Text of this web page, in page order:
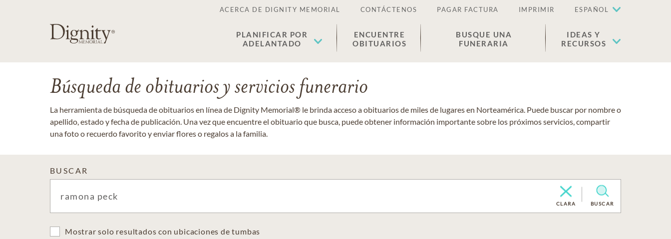
ACERCA DE DIGNITY MEMORIAL CONTÁCTENOS PAGAR FACTURA IMPRIMIR ESPAÑOL
PLANIFICAR POR
ADELANTADO
ENCUENTRE
OBITUARIOS
BUSQUE UNA
FUNERARIA
IDEAS Y
RECURSOS
Búsqueda de obituarios y servicios funerario
La herramienta de búsqueda de obituarios en línea de Dignity Memorial® le brinda acceso a obituarios de miles de lugares en Norteamérica. Puede buscar por nombre o
apellido, estado y fecha de publicación. Una vez que encuentre el obituario que busca, puede obtener información importante sobre los próximos servicios, compartir
una foto o recuerdo favorito y enviar flores o regalos a la familia.
BUSCAR
CLARA BUSCAR
Mostrar solo resultados con ubicaciones de tumbas